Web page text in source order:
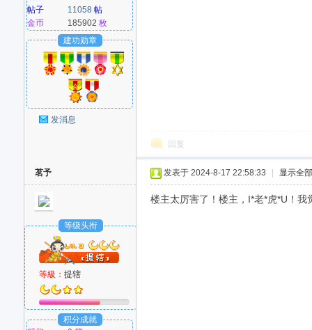
帖子
11058 帖
金币
185902枚
建功勋章
发消息
回复
茗予
等级头衔
等級： 提辖
积分成就
发表于 2024-8-17 22:58:33 显示全
楼主太厉害了！楼主，I*老*虎*U！